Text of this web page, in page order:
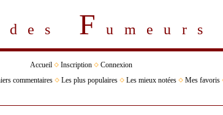
des F
Accueil Inscription
Connexion
commentaires Les plus populaires Les mieux notées Mes favoris